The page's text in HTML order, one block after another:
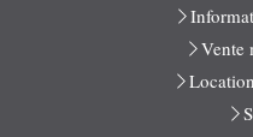
Vente